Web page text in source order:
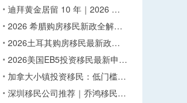
迪拜黄金居留 10 年｜2026 …
2026 希腊购房移民新政全解…
2026土耳其购房移民最新政…
2026美国EB5投资移民最新申…
加拿大小镇投资移民：低门槛…
深圳移民公司推荐｜乔鸿移民…